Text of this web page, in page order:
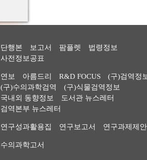
단행본 보고서 팜플렛
법령정보
사전정보공표
연보 아름드리 R&D FOCUS
(구)검역정
(구)수의과학검역
(구)식물검역정보
국내외 동향정보
도서관 뉴스레터
검역본부 뉴스레터
연구성과활용집 연구보고서 연구과제제
수의과학고서